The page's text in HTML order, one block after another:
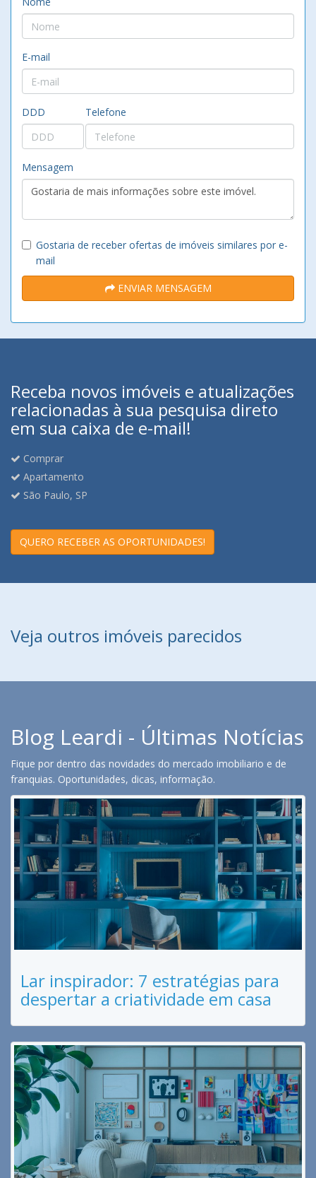
E-mail
DDD Telefone
Mensagem
Gostaria de receber ofertas de imóveis similares por e-
mail
ENVIAR MENSAGEM
Receba novos imóveis e atualizações
relacionadas à sua pesquisa direto
em sua caixa de e-mail!
Comprar
Apartamento
São Paulo, SP
QUERO RECEBER AS OPORTUNIDADES!
Veja outros imóveis parecidos
Blog Leardi - Últimas Notícias
Fique por dentro das novidades do mercado imobiliario e de
franquias. Oportunidades, dicas, informação.
Lar inspirador: 7 estratégias para
despertar a criatividade em casa